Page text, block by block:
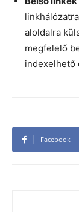
aloldalra
megfelelő
indexelhető
Facebook